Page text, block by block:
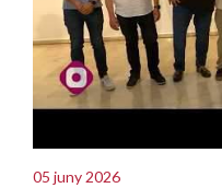
05 juny 2026